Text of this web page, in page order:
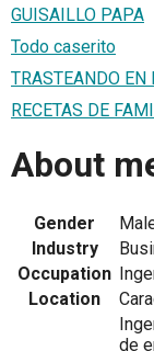
GUISAILLO PAPA
Todo caserito
TRASTEANDO EN
RECETAS DE
About
Gender
Industry
Occupation
Location
de